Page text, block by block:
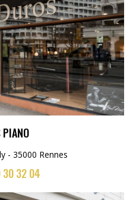
PIANO
- 35000 Rennes
30 32 04